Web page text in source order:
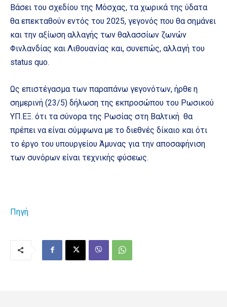
Βάσει του σχεδίου της Μόσχας, τα χωρικά της ύδατα
θα επεκταθούν εντός του 2025, γεγονός που θα σημάνει
και την αξίωση αλλαγής των θαλασσίων ζωνών
Φινλανδίας και Λιθουανίας και, συνεπώς, αλλαγή του
status quo.
Ως επιστέγασμα των παραπάνω γεγονότων, ήρθε η
σημερινή (23/5) δήλωση της εκπροσώπου του Ρωσικού
ΥΠ.ΕΞ. ότι τα σύνορα της Ρωσίας στη Βαλτική θα
πρέπει να είναι σύμφωνα με το διεθνές δίκαιο και ότι
το έργο του υπουργείου Άμυνας για την αποσαφήνιση
των συνόρων είναι τεχνικής φύσεως.
Πηγή